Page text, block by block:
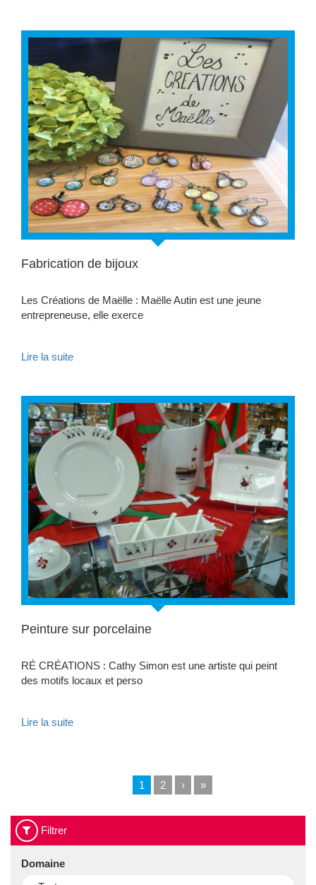
Fabrication de bijoux
Les Créations de Maëlle : Maëlle Autin est une jeune
entrepreneuse, elle exerce
Lire la suite
Peinture sur porcelaine
RÉ CRÉATIONS : Cathy Simon est une artiste qui peint
des motifs locaux et perso
Lire la suite
Page
1 Page
2
Page
›
Dernière
»
Filtrer
Domaine